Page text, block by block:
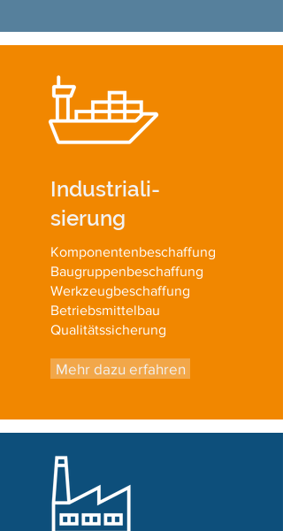
Industriali-
sierung
Komponentenbeschaffung
Baugruppenbeschaffung
Werkzeugbeschaffung
Betriebsmittelbau
Qualitätssicherung
Mehr dazu erfahren